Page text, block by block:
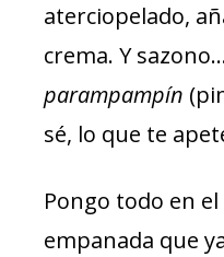
aterciopelado,
crema. Y
parampampín
sé, lo que te
Pongo todo en
empanada que